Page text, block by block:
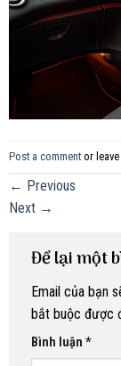
Post a comment or
← Previous
Next →
Để lại một
Email của bạn
bắt buộc được
Bình luận *